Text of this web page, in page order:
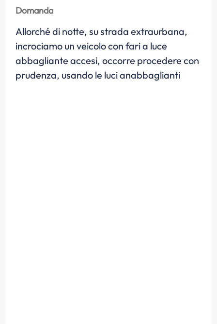
Domanda
Allorché di notte, su strada extraurbana,
incrociamo un veicolo con fari a luce
abbagliante accesi, occorre procedere con
prudenza, usando le luci anabbaglianti